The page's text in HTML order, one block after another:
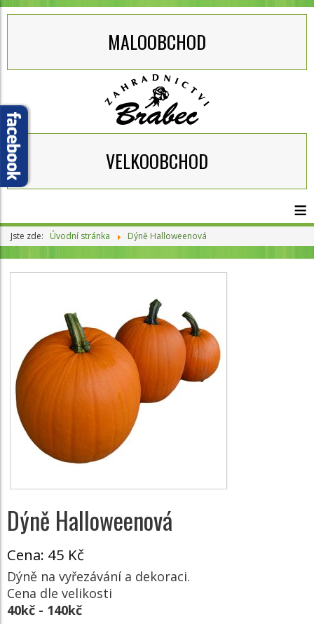
MALOOBCHOD
VELKOOBCHOD
≡
Jste zde: Úvodní stránka Dýně Halloweenová
Dýně Halloweenová
Cena: 45 Kč
Dýně na vyřezávání a dekoraci.
Cena dle velikosti
40kč - 140kč